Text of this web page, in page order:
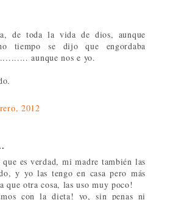
de toda la vida de dios, aunque
tiempo se dijo que engordaba
aunque nos e yo.
2012
es verdad, mi madre también las
y yo las tengo en casa pero más
que otra cosa, las uso muy poco!
con la dieta! yo, sin penas ni